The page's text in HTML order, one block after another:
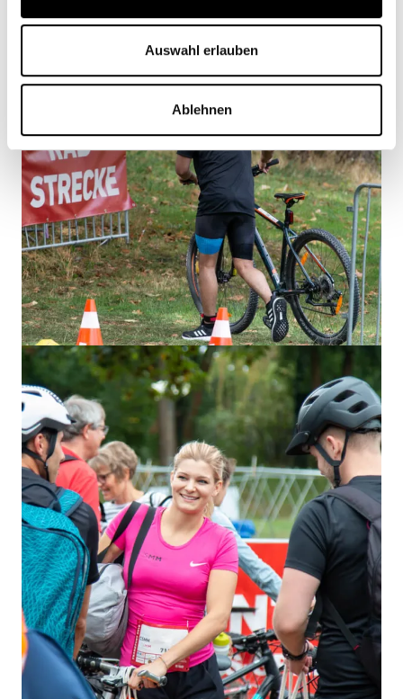
Auswahl erlauben
Ablehnen